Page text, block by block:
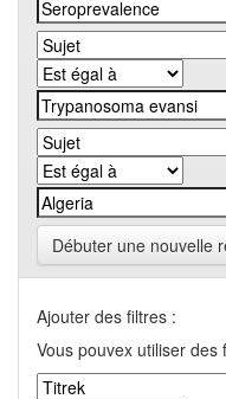
Débuter une nouvelle
Ajouter des filtres :
Vous pouvex utiliser